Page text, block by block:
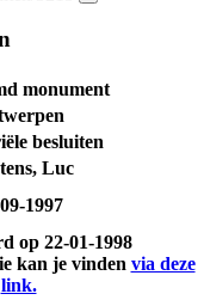
monument
besluiten
Luc
1997
op 22-01-1998
kan je vinden via deze
link.